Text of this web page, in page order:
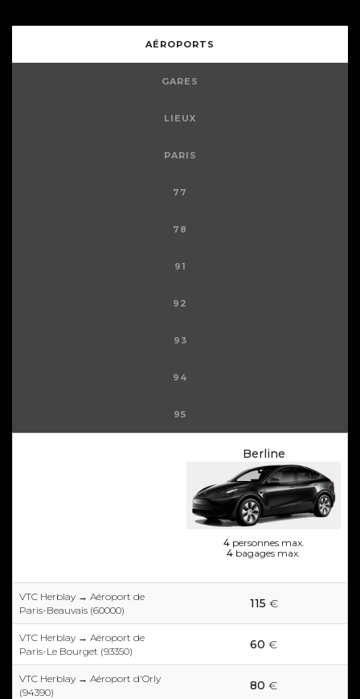
AÉROPORTS
GARES
LIEUX
PARIS
77
78
91
92
93
94
95
Berline
4personnes max.
4 bagages max.
VTC Herblay → Aéroport de
Paris-Beauvais (60000)
115 €
VTC Herblay → Aéroport de
Paris-Le Bourget (93350)
60 €
VTC Herblay → Aéroport d'Orly
(94390)
80 €